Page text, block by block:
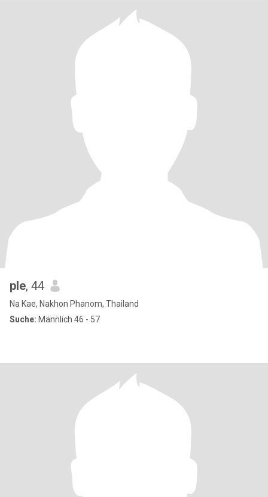
ple, 44
Na Kae, Nakhon Phanom, Thailand
Suche: Männlich 46 - 57